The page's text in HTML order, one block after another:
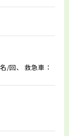
/回、 救急車：